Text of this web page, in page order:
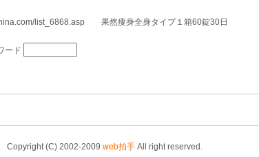
list_6868.asp 果然痩身全身タイプ１箱60錠30日
ード
Copyright (C) 2002-2009 web拍手 All right reserved.